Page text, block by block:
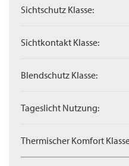
Sichtschutz Klasse:
Sichtkontakt Klasse:
Blendschutz Klasse:
Tageslicht Nutzung:
Thermischer Komfort